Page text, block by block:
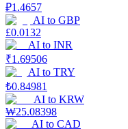
การล็อค BTR
การลงทุนพิเศษสำห
₽1.4657
AI to GBP
£0.0132
AI to INR
₹1.69506
AI to TRY
₺0.84981
AI to KRW
₩25.08398
AI to CAD